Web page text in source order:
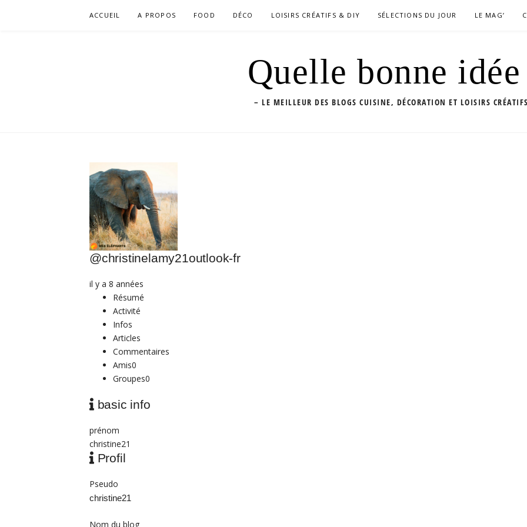
ACCUEIL A PROPOS FOOD DÉCO LOISIRS CRÉATIFS & DIY SÉLECTIONS DU JOUR LE MAG’
Quelle bonne
– LE MEILLEUR DES BLOGS CUISINE, DÉCORATION ET LOISIRS
@christinelamy21outlook-fr
il y a 8 années
Résumé
Activité
Infos
Articles
Commentaires
Amis0
Groupes0
basic info
prénom
christine21
Profil
Pseudo
christine21
Nom du blog